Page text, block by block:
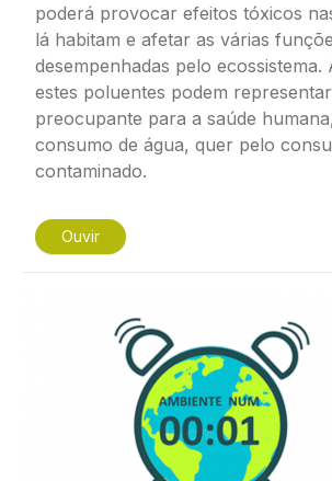
poderá provocar efeitos tóxicos
lá habitam e afetar as várias
desempenhadas pelo ecossistema.
estes poluentes podem
preocupante para a saúde
consumo de água, quer pelo
contaminado.
Ouvir